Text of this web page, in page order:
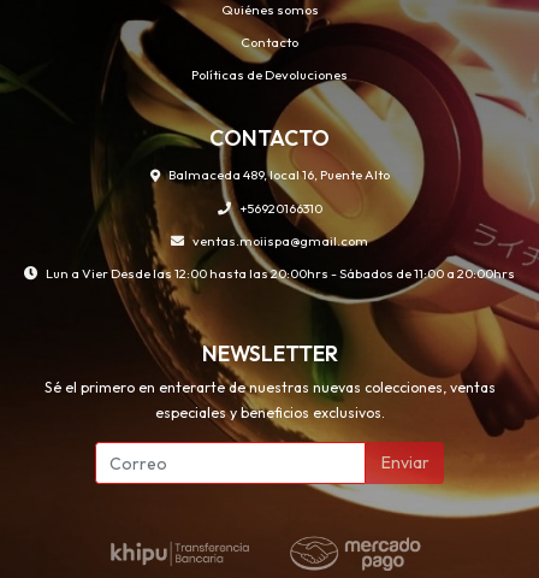
Quiénes somos
Contacto
Políticas de Devoluciones
CONTACTO
Balmaceda 489, local 16, Puente Alto
+56920166310
ventas.moiispa@gmail.com
Lun a Vier Desde las 12:00 hasta las 20:00hrs - Sábados de 11:00 a 20:00hrs
NEWSLETTER
Sé el primero en enterarte de nuestras nuevas colecciones, ventas
especiales y beneficios exclusivos.
Enviar